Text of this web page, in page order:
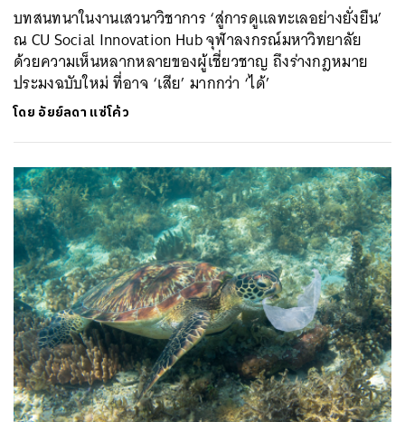
บทสนทนาในงานเสวนาวิชาการ ‘สู่การดูแลทะเลอย่างยั่งยืน’
ณ CU Social Innovation Hub จุฬาลงกรณ์มหาวิทยาลัย
ด้วยความเห็นหลากหลายของผู้เชี่ยวชาญ ถึงร่างกฎหมาย
ประมงฉบับใหม่ ที่อาจ ‘เสีย’ มากกว่า ‘ได้’
โดย อัยย์ลดา แซ่โค้ว